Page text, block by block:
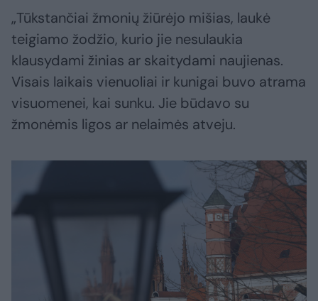
„Tūkstančiai žmonių žiūrėjo mišias, laukė
teigiamo žodžio, kurio jie nesulaukia
klausydami žinias ar skaitydami naujienas.
Visais laikais vienuoliai ir kunigai buvo atrama
visuomenei, kai sunku. Jie būdavo su
žmonėmis ligos ar nelaimės atveju.